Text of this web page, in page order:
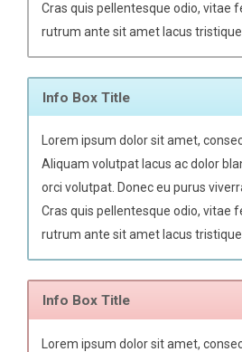
Cras quis pellentesque odio, vitae
rutrum ante sit amet lacus
Info Box Title
Lorem ipsum dolor sit amet,
Aliquam volutpat lacus ac dolor
orci volutpat. Donec eu purus
Cras quis pellentesque odio, vitae
rutrum ante sit amet lacus
Info Box Title
Lorem ipsum dolor sit amet,